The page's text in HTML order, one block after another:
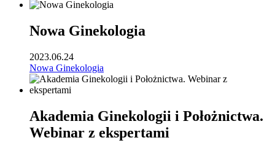
Nowa Ginekologia
2023.06.24
Nowa Ginekologia
Akademia Ginekologii i Położnictwa.
Webinar z ekspertami